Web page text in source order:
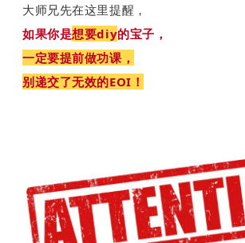
大师兄先在这里提醒，
如果你是想要diy的宝子，
一定要提前做功课，
别递交了无效的EOI！